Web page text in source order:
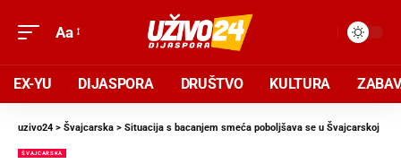
Aa
EX-YU DIJASPORA DRUŠTVO KULTURA
uzivo24 > Švajcarska > Situacija s bacanjem smeća poboljšava se u Švajcarskoj
ŠVAJCARSKA